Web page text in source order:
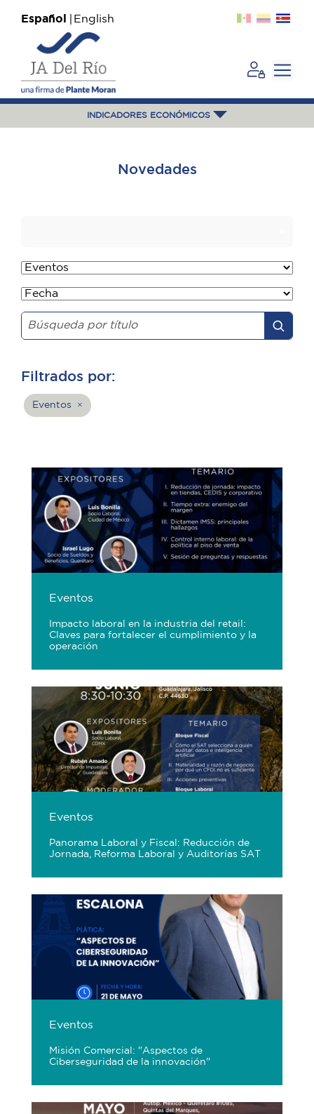
Español English
INDICADORES ECONÓMICOS
Novedades
Filtrados por:
Eventos ×
Eventos
Impacto laboral en la industria del retail:
Claves para fortalecer el cumplimiento y la
operación
Eventos
Panorama Laboral y Fiscal: Reducción de
Jornada, Reforma Laboral y Auditorías SAT
Eventos
Misión Comercial: "Aspectos de
Ciberseguridad de la innovación"